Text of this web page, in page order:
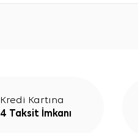
Kredi Kartına
4 Taksit İmkanı